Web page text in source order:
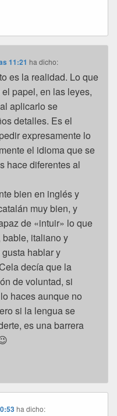
11:21 ha dicho:
es la realidad. Lo que
papel, en las leyes,
aplicarlo se
detalles. Es el
expresamente lo
el idioma que se
hace diferentes al
bien en inglés y
muy bien, y
de «intuir» lo que
italiano y
hablar y
decía que la
de voluntad, si
haces aunque no
si la lengua se
es una barrera
ha dicho: